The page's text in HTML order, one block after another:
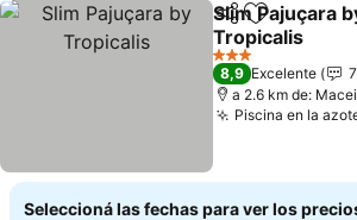
Compartir
Añadir a
Slim Pajuçara
Tropicalis
3 Estrellas
8,9 Excelente
a 2.6 km de:
Piscina en la
Seleccioná las fechas para ver los